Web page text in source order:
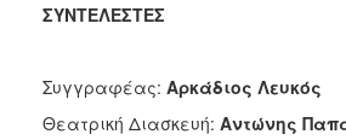
ΣΥΝΤΕΛΕΣΤΕΣ
Συγγραφέας: Αρκάδιος Λευκός
Θεατρική Διασκευή: Αντώνης